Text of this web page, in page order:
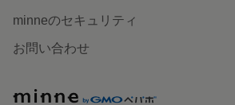
minneのセキュリティ
お問い合わせ